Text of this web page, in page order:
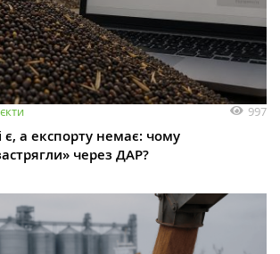
997
є, а експорту немає: чому
через ДАР?